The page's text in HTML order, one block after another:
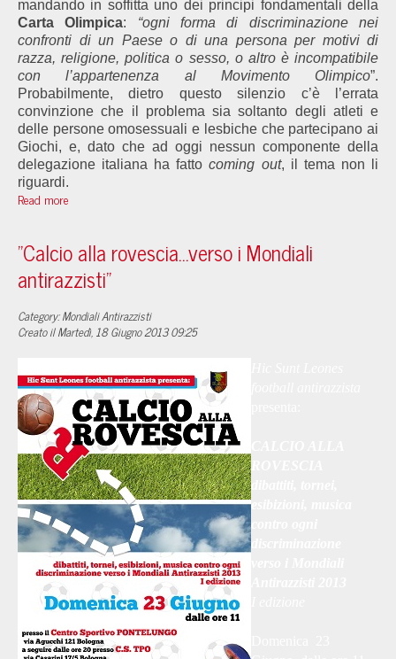
mandando in soffitta uno dei principi fondamentali della
Carta Olimpica: “ogni forma di discriminazione nei
confronti di un Paese o di una persona per motivi di
razza, religione, politica o sesso, o altro è incompatibile
con l’appartenenza al Movimento Olimpico”.
Probabilmente, dietro questo silenzio c’è l’errata
convinzione che il problema sia soltanto degli atleti e
delle persone omosessuali e lesbiche che partecipano ai
Giochi, e, dato che ad oggi nessun componente della
delegazione italiana ha fattocoming out, il tema non li
riguardi.
Read more
"Calcio alla rovescia...verso i Mondiali
antirazzisti"
Category: Mondiali Antirazzisti
Creato il Martedì, 18 Giugno 2013 09:25